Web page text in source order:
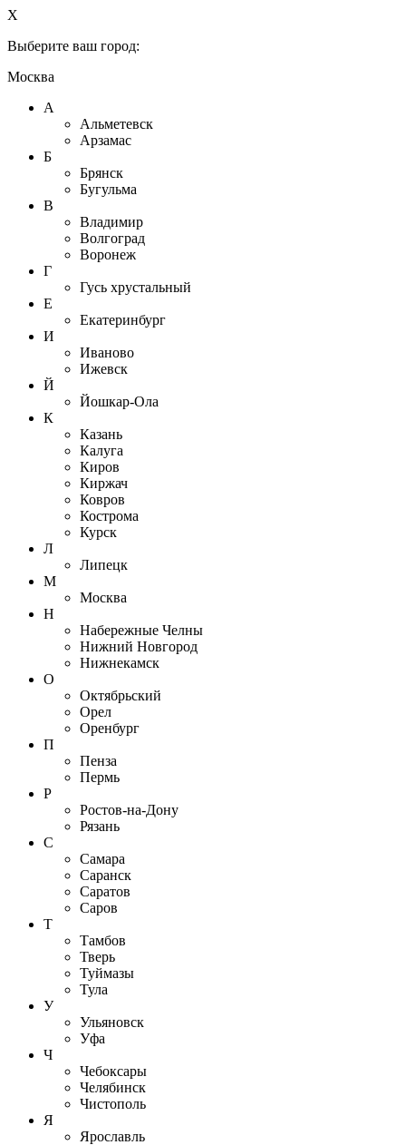
X
Выберите ваш город:
Москва
А
Альметевск
Арзамас
Б
Брянск
Бугульма
В
Владимир
Волгоград
Воронеж
Г
Гусь хрустальный
Е
Екатеринбург
И
Иваново
Ижевск
Й
Йошкар-Ола
К
Казань
Калуга
Киров
Киржач
Ковров
Кострома
Курск
Л
Липецк
М
Москва
Н
Набережные Челны
Нижний Новгород
Нижнекамск
О
Октябрьский
Орел
Оренбург
П
Пенза
Пермь
Р
Ростов-на-Дону
Рязань
С
Самара
Саранск
Саратов
Саров
Т
Тамбов
Тверь
Туймазы
Тула
У
Ульяновск
Уфа
Ч
Чебоксары
Челябинск
Чистополь
Я
Ярославль